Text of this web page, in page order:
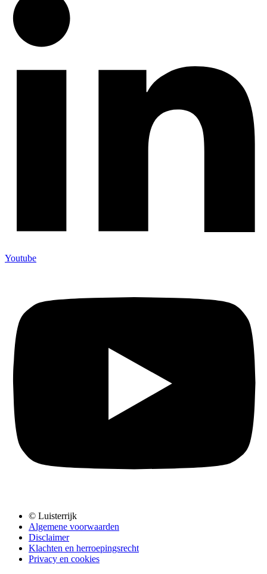
Youtube
© Luisterrijk
Algemene voorwaarden
Disclaimer
Klachten en herroepingsrecht
Privacy en cookies